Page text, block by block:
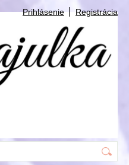
Prihlásenie Registrácia